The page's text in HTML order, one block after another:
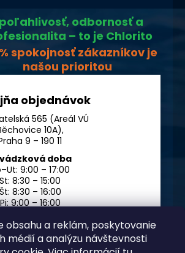
obsahu a reklám, poskytovanie
médií a analýzu návštevnosti
odbornosť a
– to je Chlorito
spokojnosť zákazníkov je
našou prioritou
objednávok
565 (Areál VÚ
10A),
9 – 190 11
doba
9:00 – 17:00
St: 8:30 – 15:00
Št: 8:30 – 16:00
Pi: 9:00 – 16:00